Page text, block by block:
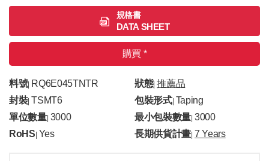
規格書
DATA SHEET
購買 *
料號| RQ6E045TNTR 狀態|推薦品
封裝| TSMT6 包裝形式| Taping
單位數量| 3000 最小包裝數量 |3000
RoHS Yes 長期供貨計畫 7 Years